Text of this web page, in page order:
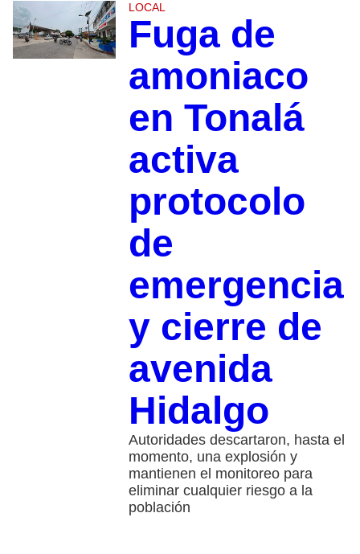
LOCAL
Fuga de
amoniaco
en Tonalá
activa
protocolo
de
emergencia
y cierre de
avenida
Hidalgo
Autoridades descartaron, hasta el
momento, una explosión y
mantienen el monitoreo para
eliminar cualquier riesgo a la
población